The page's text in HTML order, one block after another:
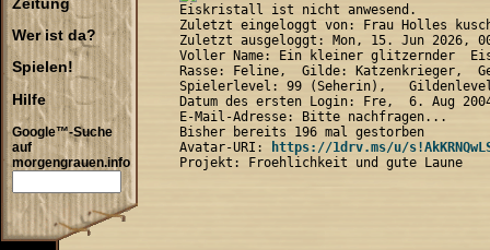
Zeitung
Wer ist da?
Spielen!
Hilfe
Google™-Suche
auf
morgengrauen.info
Eiskristall ist nicht anwesend.
Zuletzt eingeloggt von: Frau Holles
Zuletzt ausgeloggt: Mon, 15. Jun 2026,
Voller Name: Ein kleiner glitzernder
Rasse: Feline,  Gilde: Katzenkrieger,
Spielerlevel: 99 (Seherin),
Datum des ersten Login: Fre,  6. Aug
E-Mail-Adresse: Bitte nachfragen...
Bisher bereits 196 mal gestorben
Avatar-URI:
https://1drv.ms/u/